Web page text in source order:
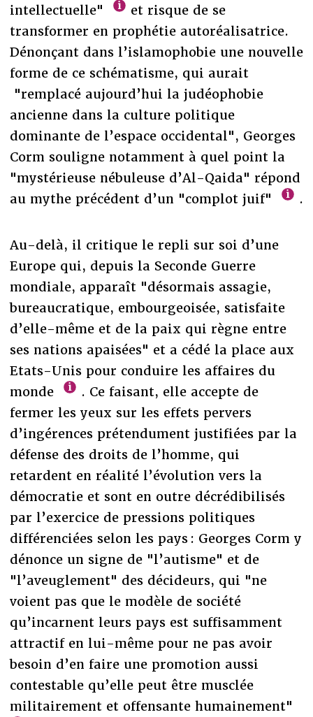
intellectuelle"
et risque de se
transformer en prophétie autoréalisatrice.
Dénonçant dans l’islamophobie une nouvelle
forme de ce schématisme, qui aurait
"remplacé aujourd’hui la judéophobie
ancienne dans la culture politique
dominante de l’espace occidental", Georges
Corm souligne notamment à quel point la
"mystérieuse nébuleuse d’Al-Qaida" répond
au mythe précédent d’un "complot juif"
.
Au-delà, il critique le repli sur soi d’une
Europe qui, depuis la Seconde Guerre
mondiale, apparaît "désormais assagie,
bureaucratique, embourgeoisée, satisfaite
d’elle-même et de la paix qui règne entre
ses nations apaisées" et a cédé la place aux
Etats-Unis pour conduire les affaires du
monde
. Ce faisant, elle accepte de
fermer les yeux sur les effets pervers
d’ingérences prétendument justifiées par la
défense des droits de l’homme, qui
retardent en réalité l’évolution vers la
démocratie et sont en outre décrédibilisés
par l’exercice de pressions politiques
différenciées selon les pays : Georges Corm y
dénonce un signe de "l’autisme" et de
"l’aveuglement" des décideurs, qui "ne
voient pas que le modèle de société
qu’incarnent leurs pays est suffisamment
attractif en lui-même pour ne pas avoir
besoin d’en faire une promotion aussi
contestable qu’elle peut être musclée
militairement et offensante humainement"